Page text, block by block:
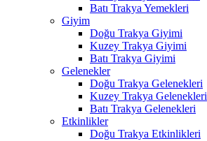
Batı Trakya Yemekleri
Giyim
Doğu Trakya Giyimi
Kuzey Trakya Giyimi
Batı Trakya Giyimi
Gelenekler
Doğu Trakya Gelenekleri
Kuzey Trakya Gelenekleri
Batı Trakya Gelenekleri
Etkinlikler
Doğu Trakya Etkinlikleri